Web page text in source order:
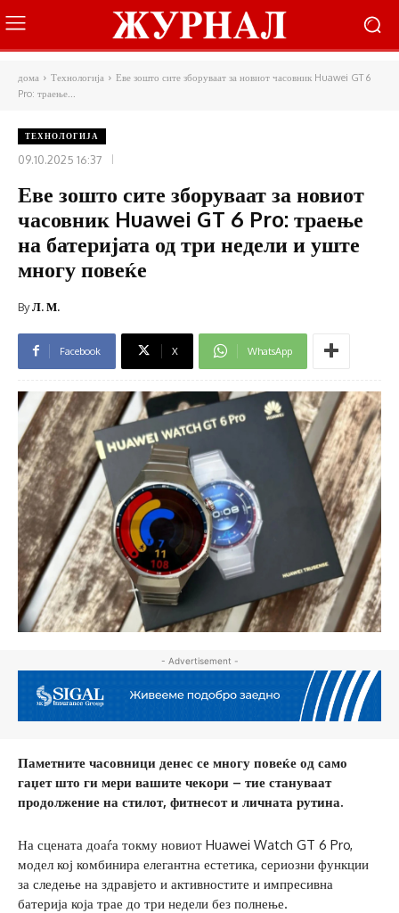
дома Технологија
Еве зошто сите зборуваат за новиот часовник Huawei GT 6
Pro: траење...
ТЕХНОЛОГИЈА
09.10.2025 16:37
Еве зошто сите зборуваат за новиот
часовник Huawei GT 6 Pro: траење
на батеријата од три недели и уште
многу повеќе
ByЛ. М.
Facebook X WhatsApp
- Advertisement -
Паметните часовници денес се многу повеќе од само
гаџет што ги мери вашите чекори – тие стануваат
продолжение на стилот, фитнесот и личната рутина.
На сцената доаѓа токму новиот Huawei Watch GT 6 Pro,
модел кој комбинира елегантна естетика, сериозни функции
за следење на здравјето и активностите и импресивна
батерија која трае до три недели без полнење.